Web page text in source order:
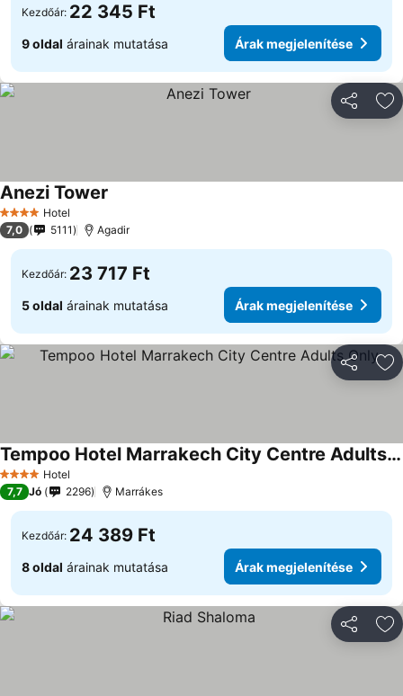
Kezdőár: 22 345 Ft
9 oldal árainak mutatása Árak megjelenítése
4 KategóriaHotel
Anezi Tower
7,0 5111 Agadir
Kezdőár: 23 717 Ft
5 oldal árainak mutatása Árak megjelenítése
4 KategóriaHotel
Tempoo Hotel Marrakech City Centre Adults Only
Árak megjelenítése
7,7 Jó 2296 Marrákes
Kezdőár: 24 389 Ft
8 oldal árainak mutatása Árak megjelenítése